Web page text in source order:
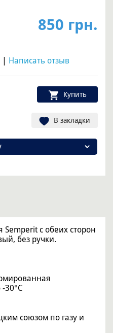
850 грн.
Написать отзыв
Купить
В закладки
с обеих сторон
без ручки.
30°C
союзом по газу и